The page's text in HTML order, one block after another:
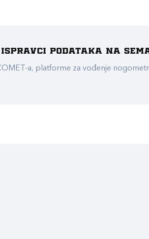
podataka na
a, platforme za vođenje